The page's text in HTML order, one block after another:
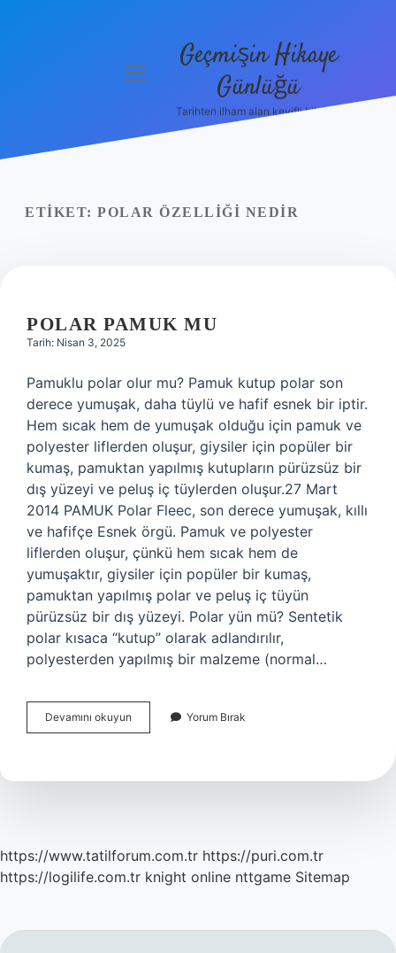
menüyü
Geçmişin Hikaye
Günlüğü
Tarihten ilham alan keyifli bilgiler!
ETIKET: POLAR ÖZELLIĞI NEDIR
POLAR PAMUK MU
Tarih: Nisan 3, 2025
Pamuklu polar olur mu? Pamuk kutup polar son
derece yumuşak, daha tüylü ve hafif esnek bir iptir.
Hem sıcak hem de yumuşak olduğu için pamuk ve
polyester liflerden oluşur, giysiler için popüler bir
kumaş, pamuktan yapılmış kutupların pürüzsüz bir
dış yüzeyi ve peluş iç tüylerden oluşur.27 Mart
2014 PAMUK Polar Fleec, son derece yumuşak, kıllı
ve hafifçe Esnek örgü. Pamuk ve polyester
liflerden oluşur, çünkü hem sıcak hem de
yumuşaktır, giysiler için popüler bir kumaş,
pamuktan yapılmış polar ve peluş iç tüyün
pürüzsüz bir dış yüzeyi. Polar yün mü? Sentetik
polar kısaca “kutup” olarak adlandırılır,
polyesterden yapılmış bir malzeme (normal…
Devamını okuyun
Pamuk
Yorum Bırak
https://www.tatilforum.com.tr https://puri.com.tr
https://logilife.com.tr knight online nttgame Sitemap